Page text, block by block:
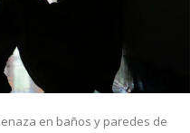
en baños y paredes de